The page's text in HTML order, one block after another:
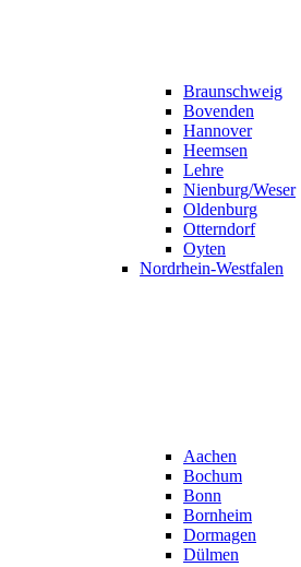
Braunschweig
Bovenden
Hannover
Heemsen
Lehre
Nienburg/Weser
Oldenburg
Otterndorf
Oyten
Nordrhein-Westfalen
Aachen
Bochum
Bonn
Bornheim
Dormagen
Dülmen